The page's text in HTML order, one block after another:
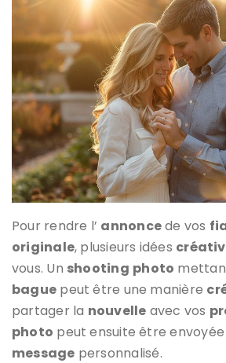
Pour rendre l’ annoncede vos
originale, plusieurs idées
vous. Un shooting photo
bague peut être une manière
partager la nouvelle avec vos
photo peut ensuite être
message personnalisé.